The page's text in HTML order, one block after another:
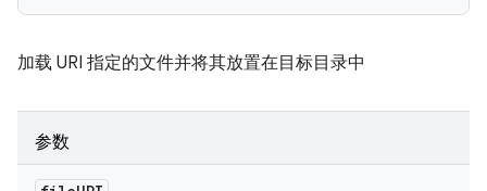
加载 URI 指定的文件并将其放置在目标目录中
参数